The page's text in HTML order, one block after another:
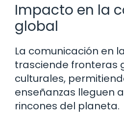
Impacto en la
global
La comunicación en
trasciende fronteras
culturales,
enseñanzas lleguen
rincones del planeta.